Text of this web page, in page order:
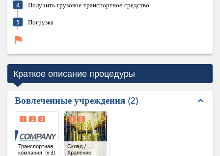
4 Получить грузовое транспортное средство
5 Погрузка
flag
Краткое описание процедуры
Вовлеченные учреждения 2 expand_less
Транспортная
компания (x 3)
1 2 3
Склад /
Хранение
4 5